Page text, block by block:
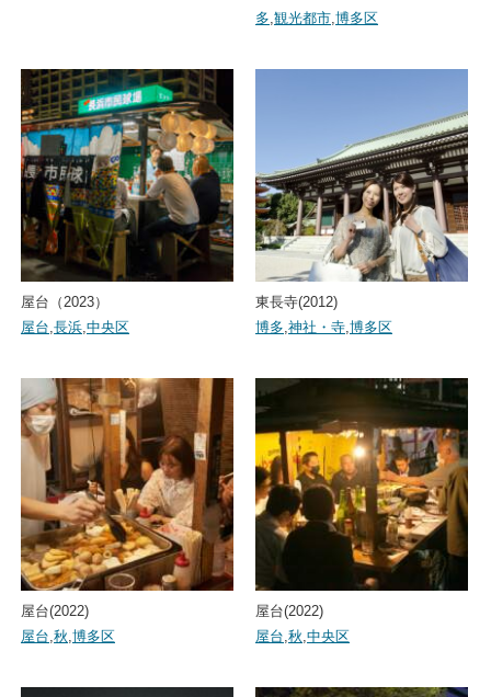
多,観光都市,博多区
屋台（2023）
屋台,長浜,中央区
東長寺(2012)
博多,神社・寺,博多区
屋台(2022)
屋台,秋,博多区
屋台(2022)
屋台,秋,中央区